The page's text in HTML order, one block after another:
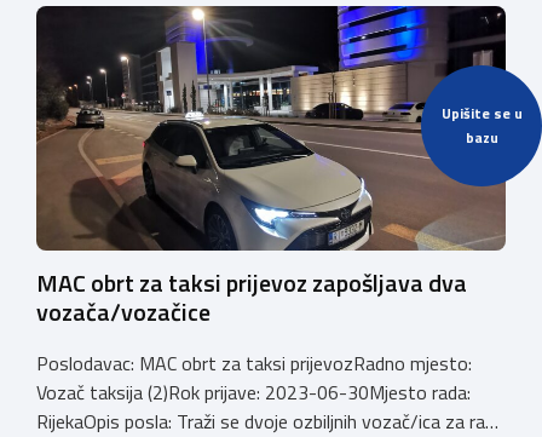
Upišite se u
bazu
MAC obrt za taksi prijevoz zapošljava dva
vozača/vozačice
Poslodavac: MAC obrt za taksi prijevozRadno mjesto:
Vozač taksija (2)Rok prijave: 2023-06-30Mjesto rada:
RijekaOpis posla: Traži se dvoje ozbiljnih vozač/ica za rad